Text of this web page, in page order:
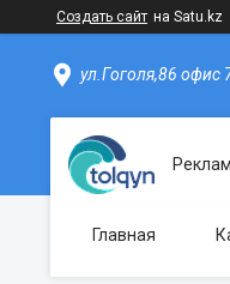
Создать сайт на Satu.kz
ул.Гоголя,86 офис
Главная